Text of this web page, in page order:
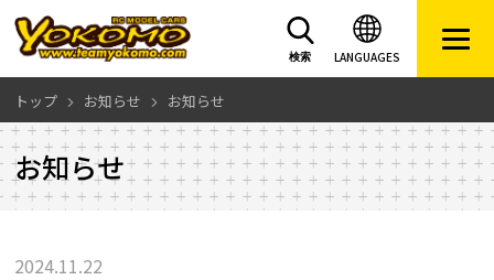
LANGUAGES
検索
トップ お知らせ お知らせ
お知らせ
2024.11.22